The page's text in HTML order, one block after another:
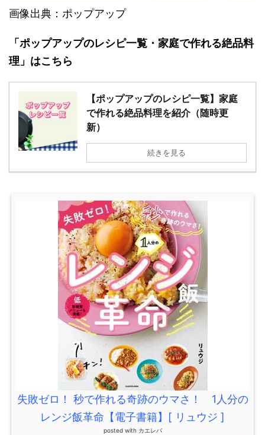
画像出典：ポップアップ
「ポップアップのレシピ一覧・家庭で作れる絶品料
理」 はこちら
【ポップアップのレシピ一覧】家庭
で作れる絶品料理を紹介（随時更
新）
続きを見る
失敗ゼロ！ 秒で作れる奇跡のウマさ！ 1人分の
レンジ飯革命【電子書籍】[ リュウジ ]
posted with カエレバ